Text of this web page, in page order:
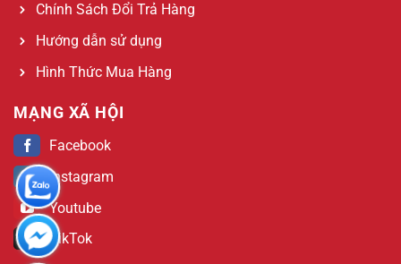
Chính Sách Đổi Trả Hàng
Hướng dẫn sử dụng
Hình Thức Mua Hàng
MẠNG XÃ HỘI
Facebook
Instagram
Youtube
TikTok